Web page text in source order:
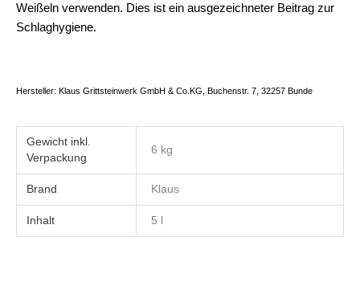
Weißeln verwenden. Dies ist ein ausgezeichneter Beitrag zur
Schlaghygiene.
Hersteller: Klaus Grittsteinwerk GmbH & Co.KG, Buchenstr. 7, 32257 Bunde
Gewicht
6 kg
Brand Klaus
Inhalt 5 l